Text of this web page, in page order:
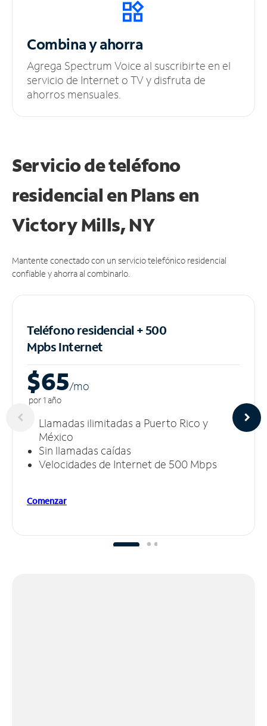
Combina y ahorra
Agrega Spectrum Voice al suscribirte en el
servicio de Internet o TV y disfruta de
ahorros mensuales.
Servicio de teléfono
residencial en Plans en
Victory Mills, NY
Mantente conectado con un servicio telefónico residencial
confiable y ahorra al combinarlo.
Teléfono residencial + 500
MpbsInternet
$65/mo
por 1 año
Llamadas ilimitadas a Puerto Rico y
México
Sin llamadas caídas
Velocidades de Internet de 500 Mbps
Comenzar